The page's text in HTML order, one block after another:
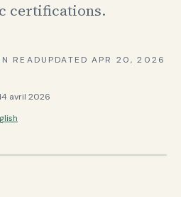
certifications.
READUPDATED APR 20, 2026
avril 2026